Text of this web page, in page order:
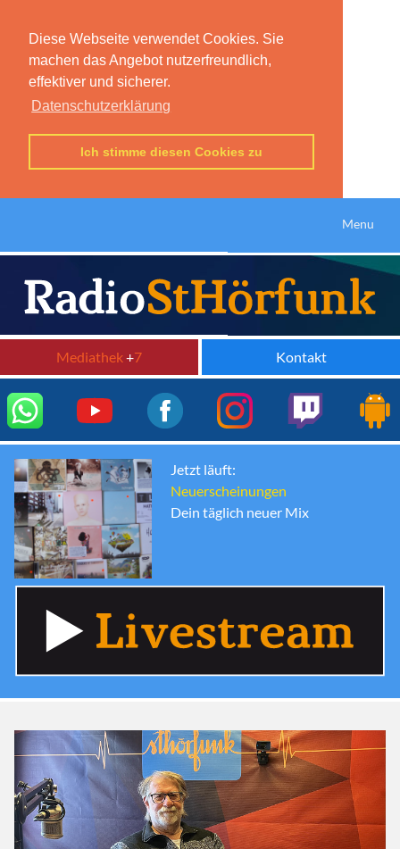
Diese Webseite verwendet Cookies. Sie
machen das Angebot nutzerfreundlich,
effektiver und sicherer.
Datenschutzerklärung
Ich stimme diesen Cookies zu
Menu
Mediathek+7 Kontakt
Jetzt läuft:
Neuerscheinungen
Dein täglich neuer Mix